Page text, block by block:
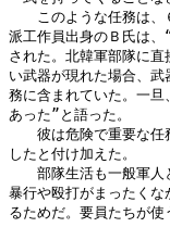
このような任務は、
派工作員出身のＢ氏は
された。北韓軍部隊に
い武器が現れた場合、
務に含まれていた。一
あった”と語った。
彼は危険で重要な任
したと付け加えた。
部隊生活も一般軍人
暴行や殴打がまったく
るためだ。要員たちが使